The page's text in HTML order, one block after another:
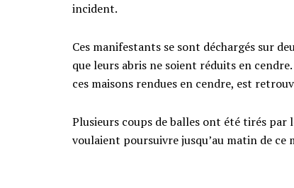
incident.
Ces manifestants se sont déchargés sur
que leurs abris ne soient réduits en
ces maisons rendues en cendre, est
Plusieurs coups de balles ont été tirés par
voulaient poursuivre jusqu’au matin de ce